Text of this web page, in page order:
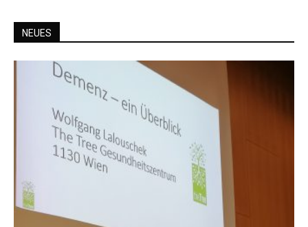
NEUES